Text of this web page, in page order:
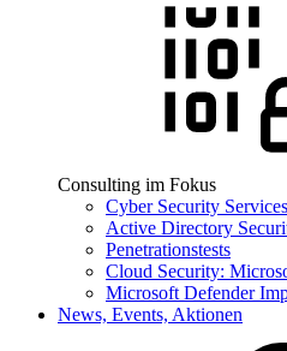
Consulting im Fokus
Cyber Security
Active Directory
Penetrationstests
Cloud Security:
Microsoft Defender
News, Events, Aktionen